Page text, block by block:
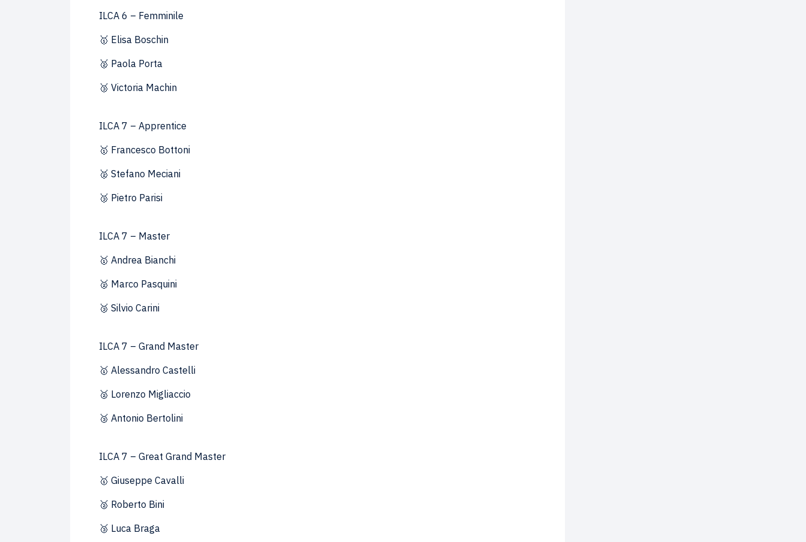
ILCA 6 – Femminile
🥇 Elisa Boschin
🥈 Paola Porta
🥉 Victoria Machin
ILCA 7 – Apprentice
🥇 Francesco Bottoni
🥈 Stefano Meciani
🥉 Pietro Parisi
ILCA 7 – Master
🥇 Andrea Bianchi
🥈 Marco Pasquini
🥉 Silvio Carini
ILCA 7 – Grand Master
🥇 Alessandro Castelli
🥈 Lorenzo Migliaccio
🥉 Antonio Bertolini
ILCA 7 – Great Grand Master
🥇 Giuseppe Cavalli
🥈 Roberto Bini
🥉 Luca Braga